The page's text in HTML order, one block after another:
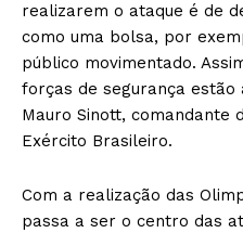
realizarem o ataque é de
como uma bolsa, por
público movimentado.
forças de segurança estão
Mauro Sinott, comandante
Exército Brasileiro.
Com a realização das
passa a ser o centro das